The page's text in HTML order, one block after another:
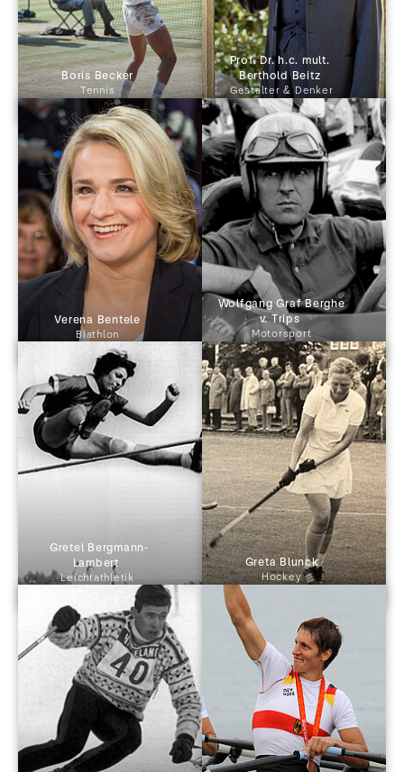
Boris Becker
Tennis
Prof. Dr. h.c. mult.
Berthold Beitz
Gestalter & Denker
Verena Bentele
Biathlon
Wolfgang Graf Berghe
v. Trips
Motorsport
Lambert
Leichtathletik
Greta Blunck
Hockey